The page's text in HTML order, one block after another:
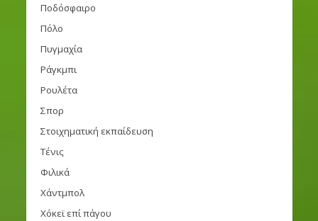
Ποδόσφαιρο
Πόλο
Πυγμαχία
Ράγκμπι
Ρουλέτα
Σπορ
Στοιχηματική εκπαίδευση
Τένις
Φιλικά
Χάντμπολ
Χόκεϊ επί πάγου